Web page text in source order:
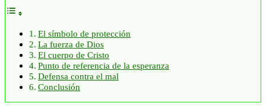
El símbolo de protección
La fuerza de Dios
El cuerpo de Cristo
Punto de referencia de la esperanza
Defensa contra el mal
Conclusión